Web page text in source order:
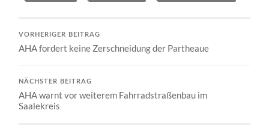
VORHERIGER BEITRAG
AHA fordert keine Zerschneidung der Partheaue
NÄCHSTER BEITRAG
AHA warnt vor weiterem Fahrradstraßenbau im
Saalekreis